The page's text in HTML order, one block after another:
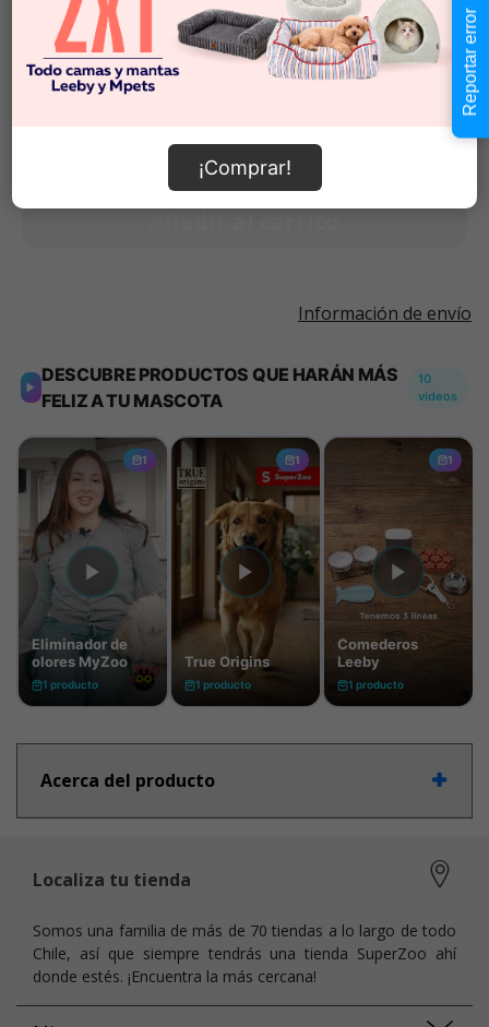
1 comprimido
+
$33.990-$33.990
Información de envío
Acerca del producto
¡Comprar!
Localiza tu tienda
Somos una familia de más de 70 tiendas a lo largo de todo
Chile, así que siempre tendrás una tienda SuperZoo ahí
donde estés. ¡Encuentra la más cercana!
Reportar error